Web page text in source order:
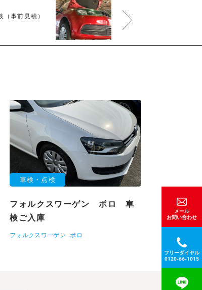
メール
お問い合わせ
フリーダイヤル
0120-66-1015
事前見積）
車検・点検
フォルクスワーゲン ポロ 車
検ご入庫
フォルクスワーゲン ポロ